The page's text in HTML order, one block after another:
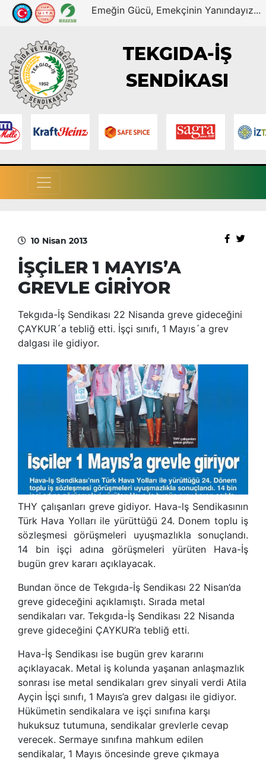
Emeğin Gücü, Emekçinin Yanındayız...
TEKGIDA-İŞ
SENDİKASI
10 Nisan 2013
İŞÇİLER 1 MAYIS’A
GREVLE GİRİYOR
Tekgıda-İş Sendikası 22 Nisanda greve gideceğini
ÇAYKUR´a tebliğ etti. İşçi sınıfı, 1 Mayıs´a grev
dalgası ile gidiyor.
THY çalışanları greve gidiyor. Hava-lş Sendikasının
Türk Hava Yolları ile yürüttüğü 24. Donem toplu iş
sözleşmesi görüşmeleri uyuşmazlıkla sonuçlandı.
14 bin işçi adına görüşmeleri yürüten Hava-İş
bugün grev kararı açıklayacak.
Bundan önce de Tekgıda-İş Sendikası 22 Nisan’da
greve gideceğini açıklamıştı. Sırada metal
sendikaları var. Tekgıda-İş Sendikası 22 Nisanda
greve gideceğini ÇAYKUR’a tebliğ etti.
Hava-İş Sendikası ise bugün grev kararını
açıklayacak. Metal iş kolunda yaşanan anlaşmazlık
sonrası ise metal sendikaları grev sinyali verdi Atila
Ayçin İşçi sınıfı, 1 Mayıs’a grev dalgası ile gidiyor.
Hükümetin sendikalara ve işçi sınıfına karşı
hukuksuz tutumuna, sendikalar grevlerle cevap
verecek. Sermaye sınıfına mahkum edilen
sendikalar, 1 Mayıs öncesinde greve çıkmaya